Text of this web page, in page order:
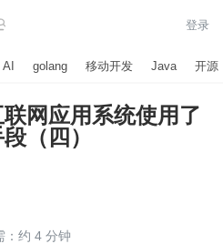
登录
AI golang 移动开发 Java 开源
网应用系统使用了
（四）
：约 4 分钟